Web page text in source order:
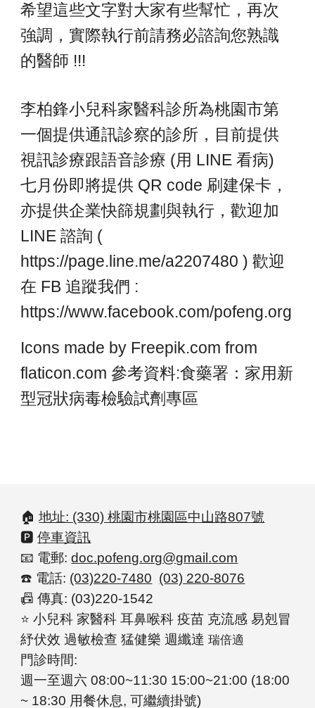
希望這些文字對大家有些幫忙，再次
強調，實際執行前請務必諮詢您熟識
的醫師 !!!
李柏鋒小兒科家醫科診所為桃園市第
一個提供通訊診察的診所，目前提供
視訊診療跟語音診療 (用 LINE 看病)
七月份即將提供 QR code 刷建保卡，
亦提供企業快篩規劃與執行，歡迎加
LINE 諮詢 (
https://page.line.me/a2207480 ) 歡迎
在 FB 追蹤我們 :
https://www.facebook.com/pofeng.org
Icons made by Freepik.com from
flaticon.com 參考資料:食藥署：家用新
型冠狀病毒檢驗試劑專區
🏠地址: (330) 桃園市桃園區中山路807號
🅿️停車資訊
📧 電郵: doc.pofeng.org@gmail.com
☎️ 電話: (03)220-7480 (03) 220-8076
📠傳真: (03)220-1542
⭐小兒科 家醫科 耳鼻喉科 疫苗 克流感 易剋冒
紓伏效 過敏檢查 猛健樂 週纖達 瑞倍適
門診時間:
週一至週六 08:00~11:30 15:00~21:00 (18:00
~ 18:30 用餐休息, 可繼續掛號)